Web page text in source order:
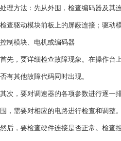
处理方法：先从外围，检查编码器及其
检查驱动模块前板上的屏蔽连接；驱动
控制模块、电机或编码器
首先，要详细检查故障现象。在操作台
否有其他故障代码同时出现。
其次，要对调速器的各项参数进行逐一
围，需要对相应的电路进行检查和调整。
然后，要检查硬件连接是否正常。检查